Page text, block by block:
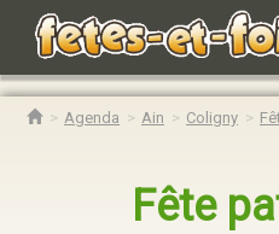
Agenda Ain Coligny
Fête